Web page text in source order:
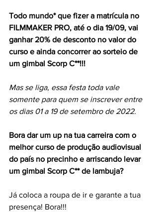
Todo mundo* que fizer a matrícula no
FILMMAKER PRO, até o dia 19/09, vai
ganhar 20% de desconto no valor do
curso e ainda concorrer ao sorteio de
um gimbal Scorp C**!!!
Mas se liga, essa festa toda vale
somente para quem se inscrever entre
os dias 01 a 19 de setembro de 2022.
Bora dar um up na tua carreira com o
melhor curso de produção audiovisual
do país no precinho e arriscando levar
um gimbal Scorp C** de lambuja?
Já coloca a roupa de ir e garante a tua
presença! Bora!!!